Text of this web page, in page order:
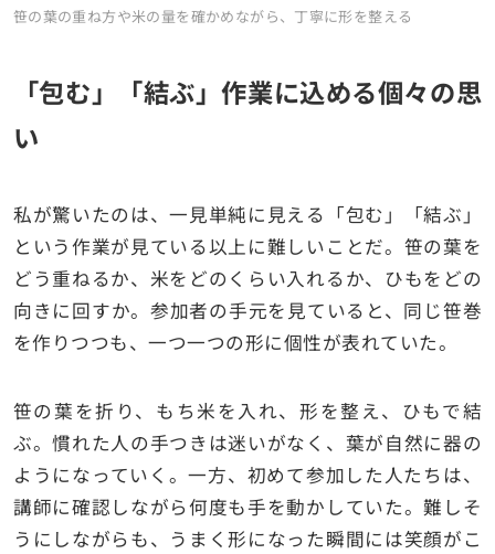
笹の葉の重ね方や米の量を確かめながら、丁寧に形を整える
「包む」「結ぶ」作業に込める個々の思
い
私が驚いたのは、一見単純に見える「包む」「結ぶ」
という作業が見ている以上に難しいことだ。笹の葉を
どう重ねるか、米をどのくらい入れるか、ひもをどの
向きに回すか。参加者の手元を見ていると、同じ笹巻
を作りつつも、一つ一つの形に個性が表れていた。
笹の葉を折り、もち米を入れ、形を整え、ひもで結
ぶ。慣れた人の手つきは迷いがなく、葉が自然に器の
ようになっていく。一方、初めて参加した人たちは、
講師に確認しながら何度も手を動かしていた。難しそ
うにしながらも、うまく形になった瞬間には笑顔がこ